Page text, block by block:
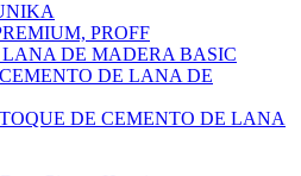
PROFF
DE MADERA BASIC
DE LANA DE
DE CEMENTO DE LANA